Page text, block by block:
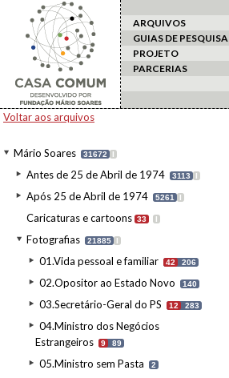
ARQUIVOS
GUIAS DE PESQUISA
PROJETO
PARCERIAS
Voltar aos arquivos
Mário Soares 31672 I
Antes de 25 de Abril de 1974 3113 I
Após 25 de Abril de 1974 5261 I
Caricaturas e cartoons 33 I
Fotografias 21885 I
01.Vida pessoal e familiar 42 206
02.Opositor ao Estado Novo 140
03.Secretário-Geral do PS 12 283
04.Ministro dos Negócios
Estrangeiros
9 89
05.Ministro sem Pasta 2